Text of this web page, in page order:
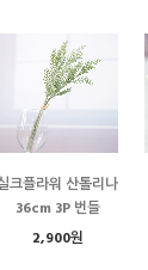
크플라워 산톨리나
36cm 3P 번들
2,900원